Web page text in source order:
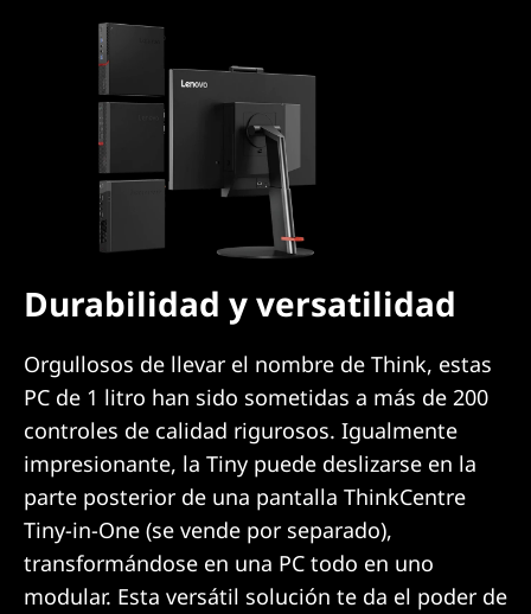
Durabilidad y versatilidad
Orgullosos de llevar el nombre de Think, estas
PC de 1 litro han sido sometidas a más de 200
controles de calidad rigurosos. Igualmente
impresionante, la Tiny puede deslizarse en la
parte posterior de una pantalla ThinkCentre
Tiny-in-One (se vende por separado),
transformándose en una PC todo en uno
modular. Esta versátil solución te da el poder de